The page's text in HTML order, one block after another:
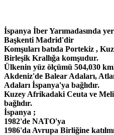
İspanya İber Yarımadasında
Başkenti Madrid'dir
Komşuları batıda Portekiz ,
Birleşik Krallığa komşudur.
Ülkenin yüz ölçümü 504,030
Akdeniz'de Balear Adaları,
Adaları İspanya'ya bağlıdır.
Kuzey Afrikadaki Ceuta ve
bağlıdır.
İspanya ;
1982'de NATO'ya
1986'da Avrupa Birliğine